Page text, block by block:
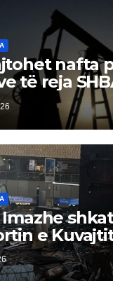
nafta
të reja
e
një i
të